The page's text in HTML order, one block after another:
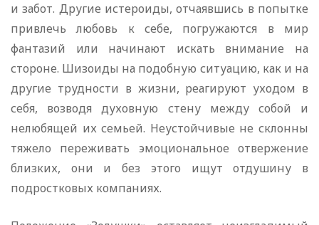
и забот. Другие истероиды, отчаявшись в попытке
привлечь любовь к себе, погружаются в мир
фантазий или начинают искать внимание на
стороне. Шизоиды на подобную ситуацию, как и на
другие трудности в жизни, реагируют уходом в
себя, возводя духовную стену между собой и
нелюбящей их семьей. Неустойчивые не склонны
тяжело переживать эмоциональное отвержение
близких, они и без этого ищут отдушину в
подростковых компаниях.